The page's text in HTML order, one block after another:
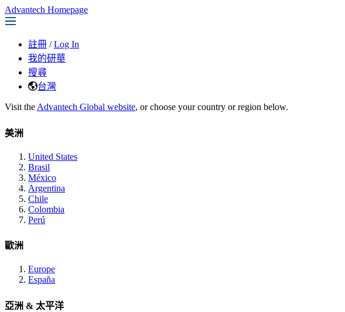
Advantech Homepage
註冊 / Log In
我的研華
搜尋
台灣
Visit the Advantech Global website, or choose your country or region below.
美洲
United States
Brasil
México
Argentina
Chile
Colombia
Perú
歐洲
Europe
España
亞洲 & 太平洋